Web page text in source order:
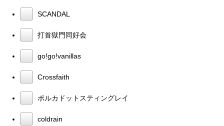
SCANDAL
打首獄門同好会
go!go!vanillas
Crossfaith
ポルカドットスティングレイ
coldrain